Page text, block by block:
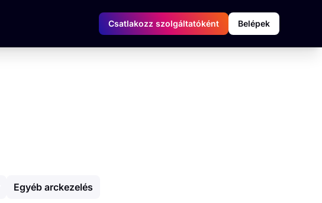
Csatlakozz szolgáltatóként Belépek
Egyéb arckezelés